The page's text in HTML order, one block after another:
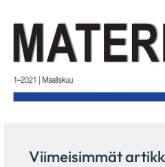
Viimeisimmät